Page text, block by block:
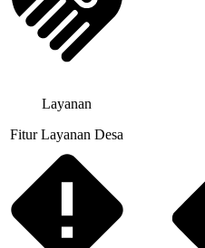
Layanan
Fitur Layanan Desa